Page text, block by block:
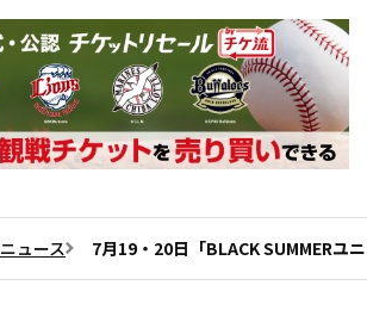
ニュース 7月19・20日「BLACK SUMMERユ